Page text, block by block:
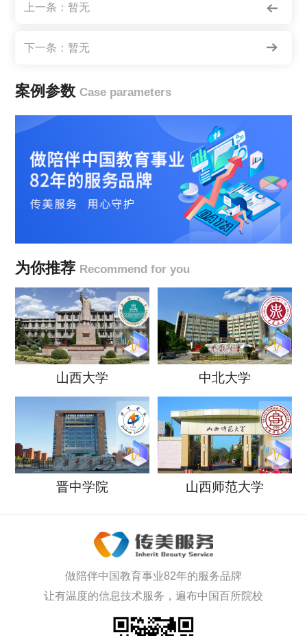
上一条：暂无
下一条：暂无
案例参数 Case parameters
为你推荐 Recommend for you
山西大学 中北大学
晋中学院 山西师范大学
做陪伴中国教育事业82年的服务品牌
让有温度的信息技术服务，遍布中国百所院校